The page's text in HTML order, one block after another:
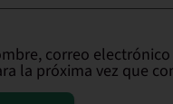
correo
la próxima vez que